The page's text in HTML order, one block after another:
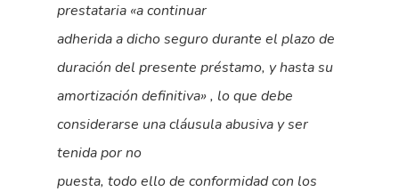
prestataria «a continuar
adherida a dicho seguro durante el plazo de
duración del presente préstamo, y hasta su
amortización definitiva» , lo que debe
considerarse una cláusula abusiva y ser
tenida por no
puesta, todo ello de conformidad con los